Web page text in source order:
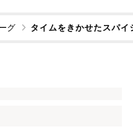
グ タイムをきかせたスパ